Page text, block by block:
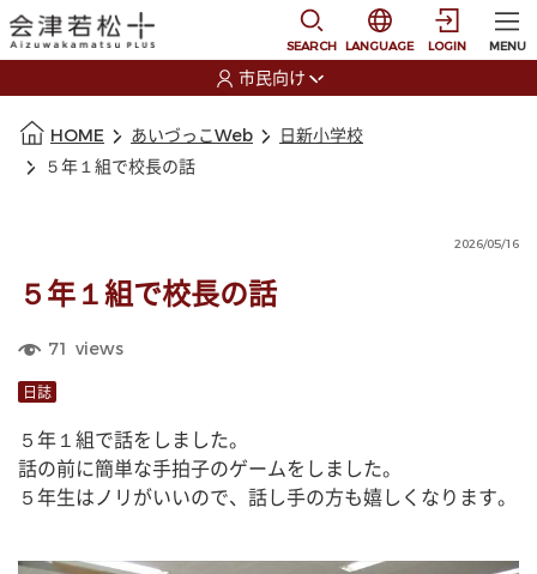
SEARCH
選択すると言語の切
LANGUAGE LOGIN MENU
市民向け
HOME あいづっこWeb
日新小学校
５年１組で校長の話
2026/05/16
５年１組で校長の話
71 views
日誌
５年１組で話をしました。
話の前に簡単な手拍子のゲームをしました。
５年生はノリがいいので、話し手の方も嬉しくなります。